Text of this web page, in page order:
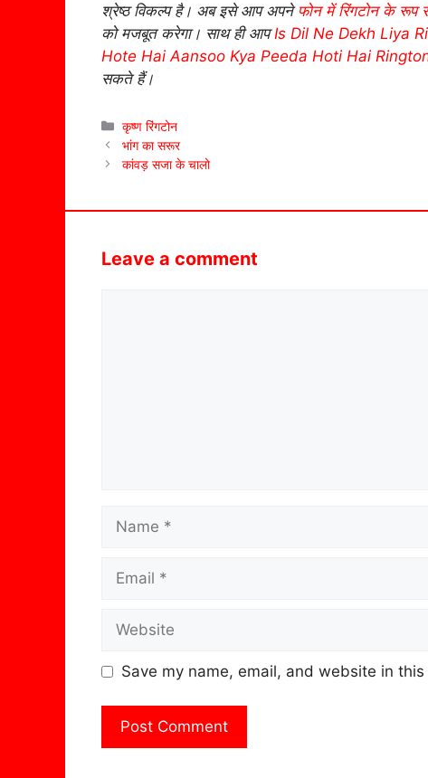
श्रेष्ठ विकल्प है। अब इसे आप अपनेफोन में रिंगटोन के रूप
को मजबूत करेगा। साथ ही आपIs Dil Ne Dekh Liya
Hote Hai Aansoo Kya Peeda Hoti Hai
सकते हैं।
Categories
कृष्ण रिंगटोन
भांग का सरूर
कांवड़ सजा के चालो
Leave a comment
Save my name, email, and website in